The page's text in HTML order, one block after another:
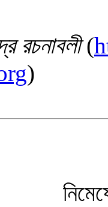
রচনাবলী(
)
নিমেষে